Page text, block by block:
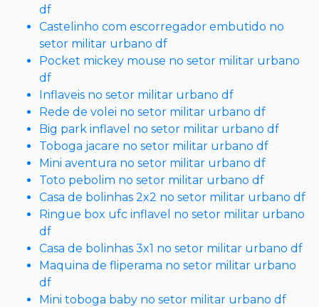
df
Castelinho com escorregador embutido no
setor militar urbano df
Pocket mickey mouse no setor militar urbano
df
Inflaveis no setor militar urbano df
Rede de volei no setor militar urbano df
Big park inflavel no setor militar urbano df
Toboga jacare no setor militar urbano df
Mini aventura no setor militar urbano df
Toto pebolim no setor militar urbano df
Casa de bolinhas 2x2 no setor militar urbano df
Ringue box ufc inflavel no setor militar urbano
df
Casa de bolinhas 3x1 no setor militar urbano df
Maquina de fliperama no setor militar urbano
df
Mini toboga baby no setor militar urbano df